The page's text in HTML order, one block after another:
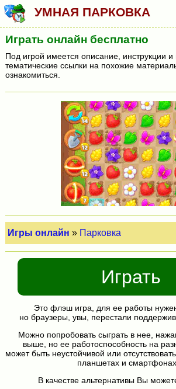
УМНАЯ ПАРКОВКА
Играть онлайн бесплатно
Под игрой имеется описание, инструкции
тематические ссылки на похожие
ознакомиться.
Игры онлайн » Парковка
Играть
Это флэш игра, для ее работы
но браузеры, увы, перестали
Можно попробовать сыграть в нее,
выше, но ее работоспособность на
может быть неустойчивой или
планшетах и
В качестве альтернативы Вы